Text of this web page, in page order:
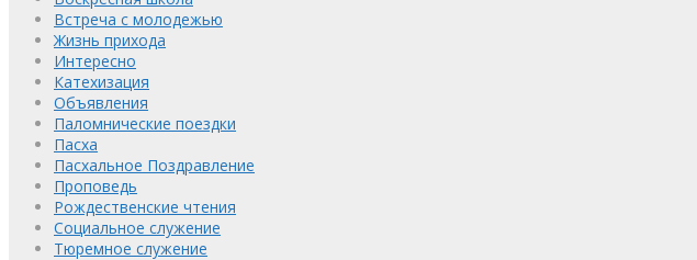
Встреча с молодежью
Жизнь прихода
Интересно
Катехизация
Объявления
Паломнические поездки
Пасха
Пасхальное Поздравление
Проповедь
Рождественские чтения
Социальное служение
Тюремное служение